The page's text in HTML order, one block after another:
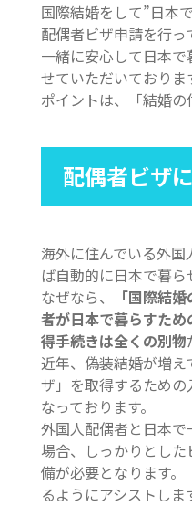
国際結婚をして”日本
配偶者ビザ申請を行っ
一緒に安心して日本
せていただいており
ポイントは、「結婚の
配偶者ビザ
海外に住んでいる外
ば自動的に日本で暮ら
なぜなら、
「国際結
者が日本で暮らすた
得手続きは全くの別物
近年、偽装結婚が増
ザ」を取得するための
なっております。
外国人配偶者と日本
場合、しっかりとし
備が必要となります。
るようにアシストしま